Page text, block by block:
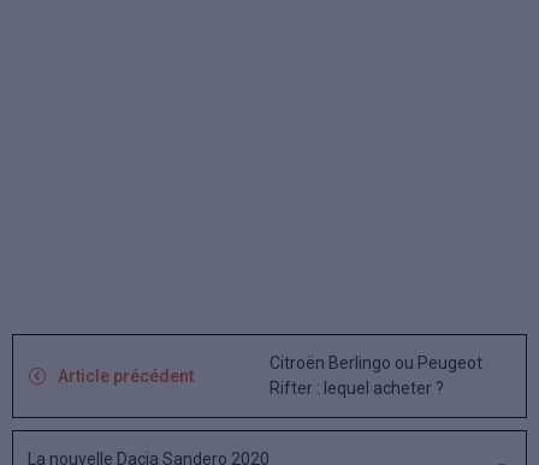
Article précédent
Citroën Berlingo ou Peugeot
Rifter : lequel acheter ?
La nouvelle Dacia Sandero 2020